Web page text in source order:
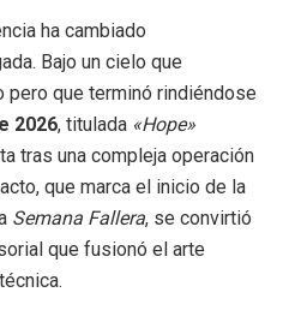
ha cambiado
Bajo un cielo que
pero que terminó rindiéndose
2026, titulada «Hope»
tras una compleja operación
que marca el inicio de la
Semana Fallera, se convirtió
que fusionó el arte